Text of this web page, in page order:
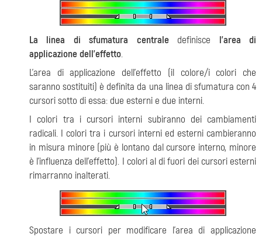
La linea di sfumatura centraledefinisce l'area di
applicazione dell’effetto.
L'area di applicazione dell’effetto (il colore/i colori che
saranno sostituiti) è definita da una linea di sfumatura con 4
cursori sotto di essa: due esterni e due interni.
I colori tra i cursori interni subiranno dei cambiamenti
radicali. I colori tra i cursori interni ed esterni cambieranno
in misura minore (più è lontano dal cursore interno, minore
è l'influenza dell’effetto). I colori al di fuori dei cursori esterni
rimarranno inalterati.
Spostare i cursori per modificare l'area di applicazione